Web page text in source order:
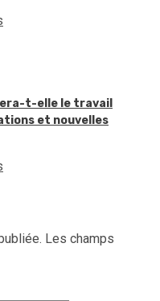
t-elle le travail
et nouvelles
Les champs